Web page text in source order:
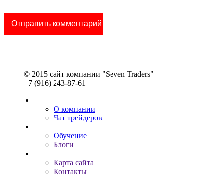
© 2015 сайт компании "Seven Traders"
+7 (916) 243-87-61
О компании
Чат трейдеров
Обучение
Блоги
Карта сайта
Контакты